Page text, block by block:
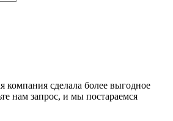
компания сделала более выгодное
нам запрос, и мы постараемся